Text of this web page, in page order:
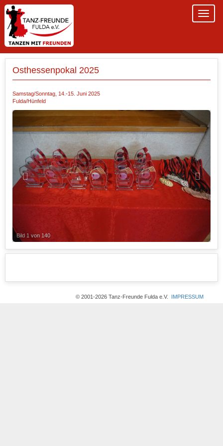
Osthessenpokal 2025
Samstag/Sonntag, 14.-15. Juni 2025
Fulda/Hünfeld
Bild 1 von 140
© 2001-2026 Tanz-Freunde Fulda e.V. IMPRESSUM